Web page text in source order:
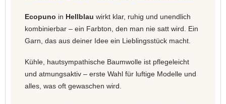
Ecopuno in Hellblau wirkt klar, ruhig und unendlich
kombinierbar – ein Farbton, den man nie satt wird. Ein
Garn, das aus deiner Idee ein Lieblingsstück macht.
Kühle, hautsympathische Baumwolle ist pflegeleicht
und atmungsaktiv – erste Wahl für luftige Modelle und
alles, was oft gewaschen wird.